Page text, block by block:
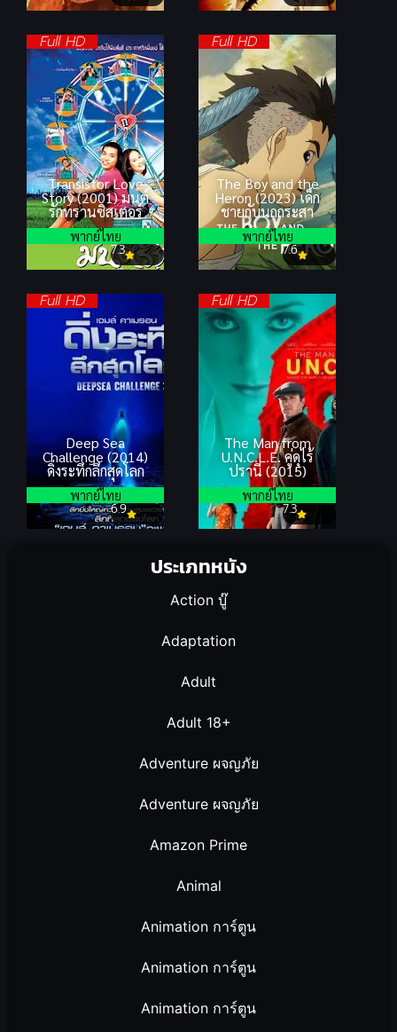
ประเภทหนัง
Action บู๊
Adaptation
Adult
Adult 18+
Adventure ผจญภัย
Adventure ผจญภัย
Amazon Prime
Animal
Animation การ์ตูน
Animation การ์ตูน
Animation การ์ตูน
Full HD
Transistor Love
Story (2001) มนต์
รักทรานซิสเตอร์
7.3
พากย์ไทย
Full HD
The Boy and the
Heron (2023) เด็ก
ชายกับนกกระสา
7.6
พากย์ไทย
Full HD
Deep Sea
Challenge (2014)
ดิ่งระทึกลึกสุดโลก
6.9
พากย์ไทย
Full HD
The Man from
U.N.C.L.E. คู่ดุไร้
ปรานี (2015)
7.3
พากย์ไทย